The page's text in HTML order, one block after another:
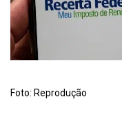
Foto: Reprodução